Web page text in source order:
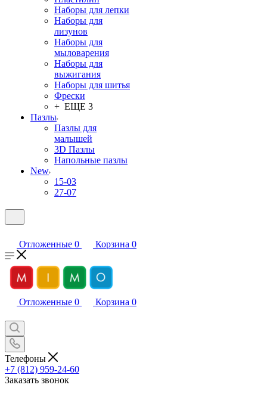
Наборы для лепки
Наборы для
лизунов
Наборы для
мыловарения
Наборы для
выжигания
Наборы для шитья
Фрески
+ ЕЩЕ 3
Пазлы
Пазлы для
малышей
3D Пазлы
Напольные пазлы
New
15-03
27-07
Отложенные 0 Корзина 0
Отложенные 0 Корзина 0
Телефоны
+7 (812) 959-24-60
Заказать звонок